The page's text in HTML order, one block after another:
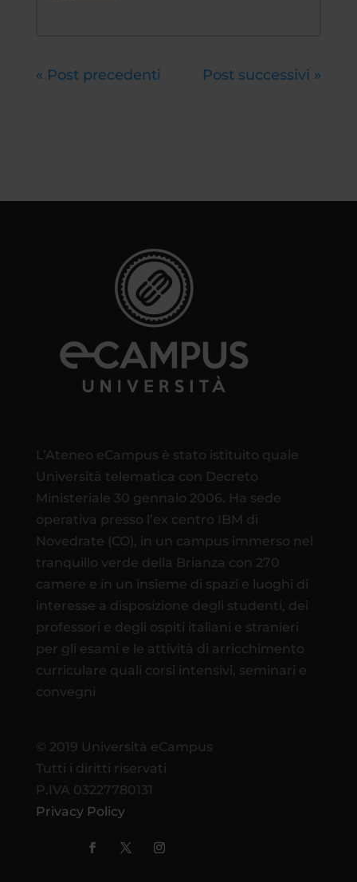
« Post precedenti Post successivi »
L’Ateneo eCampus è stato istituito quale
Università telematica con Decreto
Ministeriale 30 gennaio 2006. Ha sede
operativa presso l’ex centro IBM di
Novedrate (CO), in un campus immerso nel
tranquillo verde della Brianza con 270
camere e in un insieme di spazi e luoghi di
interesse a disposizione degli studenti, dei
professori e degli ospiti italiani e stranieri
per gli esami e le attività di arricchimento
curriculare quali corsi intensivi, seminari e
convegni
© 2019 Università eCampus
Tutti i diritti riservati
P.IVA 03227780131
Privacy Policy